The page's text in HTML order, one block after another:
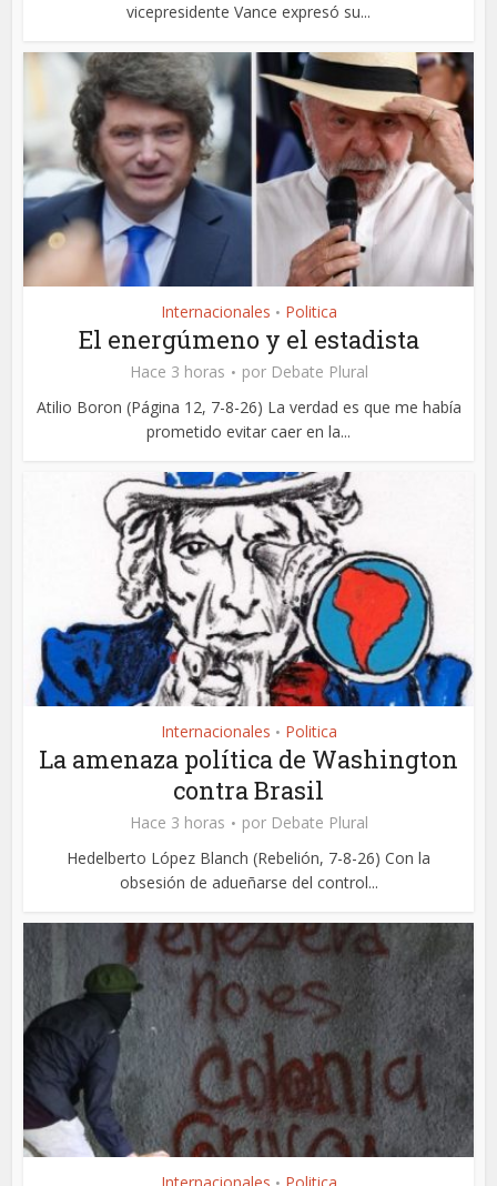
vicepresidente Vance expresó su...
Internacionales • Politica
El energúmeno y el estadista
Hace 3 horas por Debate Plural
Atilio Boron (Página 12, 7-8-26) La verdad es que me había
prometido evitar caer en la...
Internacionales • Politica
La amenaza política de Washington
contra Brasil
Hace 3 horas por Debate Plural
Hedelberto López Blanch (Rebelión, 7-8-26) Con la
obsesión de adueñarse del control...